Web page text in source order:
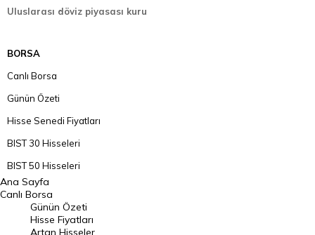
Uluslarası döviz piyasası kuru
BORSA
Canlı Borsa
Günün Özeti
Hisse Senedi Fiyatları
BIST 30 Hisseleri
BIST 50 Hisseleri
BIST 100 Hisseleri
En Çok Artan Hisseler
Ana Sayfa
Canlı Borsa
Günün Özeti
Hisse Fiyatları
Artan Hisseler